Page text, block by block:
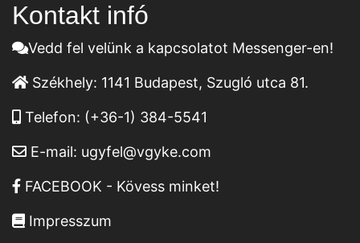
Kontakt infó
Vedd fel velünk a kapcsolatot Messenger-en!
Székhely: 1141 Budapest, Szugló utca 81.
Telefon: (+36-1) 384-5541
E-mail: ugyfel@vgyke.com
FACEBOOK - Kövess minket!
Impresszum